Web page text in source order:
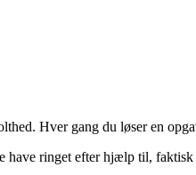
Hver gang du løser en
have ringet efter hjælp til,